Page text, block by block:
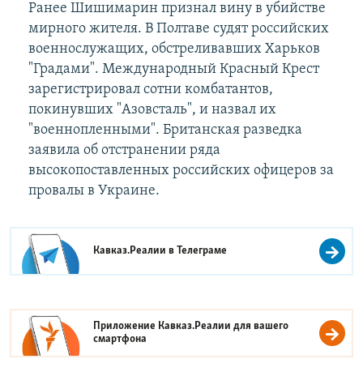
Ранее Шишимарин признал вину в убийстве
мирного жителя. В Полтаве судят российских
военнослужащих, обстреливавших Харьков
"Градами". Международный Красный Крест
зарегистрировал сотни комбатантов,
покинувших "Азовсталь", и назвал их
"военнопленными". Британская разведка
заявила об отстранении ряда
высокопоставленных российских офицеров за
провалы в Украине.
Кавказ.Реалии вТелеграме
Приложение Кавказ.Реалии для вашего
смартфона